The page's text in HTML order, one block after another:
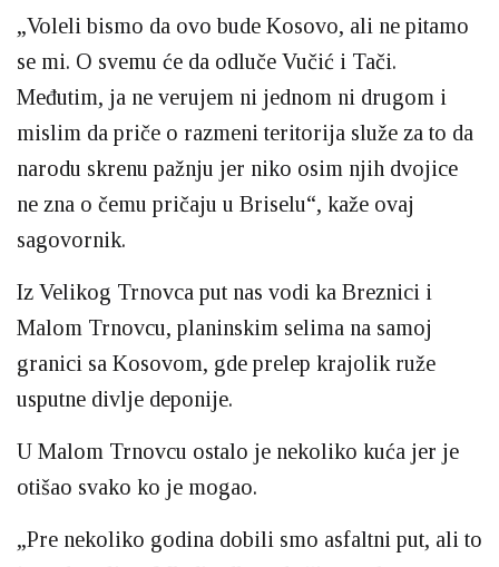
„Voleli bismo da ovo bude Kosovo, ali ne pitamo
se mi. O svemu će da odluče Vučić i Tači.
Međutim, ja ne verujem ni jednom ni drugom i
mislim da priče o razmeni teritorija služe za to da
narodu skrenu pažnju jer niko osim njih dvojice
ne zna o čemu pričaju u Briselu“, kaže ovaj
sagovornik.
Iz Velikog Trnovca put nas vodi ka Breznici i
Malom Trnovcu, planinskim selima na samoj
granici sa Kosovom, gde prelep krajolik ruže
usputne divlje deponije.
U Malom Trnovcu ostalo je nekoliko kuća jer je
otišao svako ko je mogao.
„Pre nekoliko godina dobili smo asfaltni put, ali to